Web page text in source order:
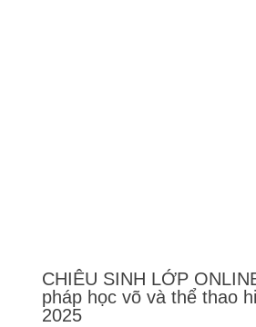
CHIÊU SINH LỚP
pháp học võ và thể thao
2025